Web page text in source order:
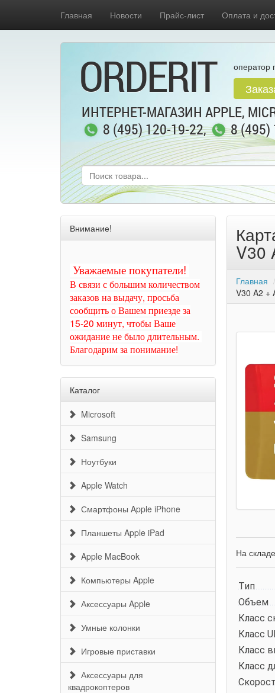
Главная Новости Прайс-лист Оплата и
ORDERIT оператор
ИНТЕРНЕТ-МАГАЗИН APPLE,
8 (495) 120-19-22, 8 (495)
Внимание!
Уважаемые покупатели!
В связи с большим количеством
заказов на выдачу, просьба
сообщить о Вашем приезде за
15-20 минут, чтобы Ваше
ожидание не было длительным.
Благодарим за понимание!
Каталог
Microsoft
Samsung
Ноутбуки
Apple Watch
Смартфоны Apple iPhone
Планшеты Apple iPad
Apple MacBook
Компьютеры Apple
Аксессуары Apple
Умные колонки
Игровые приставки
Аксессуары для
квадрокоптеров
V30
Главная
V30 A2 +
На
Тип
Объем
Класс
Класс
Класс
Класс